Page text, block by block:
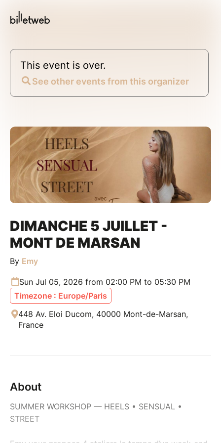
This event is over.
See other events from this organizer
DIMANCHE 5 JUILLET -
MONT DE MARSAN
By Emy
Sun Jul 05, 2026 from 02:00 PM to 05:30 PM
Timezone : Europe/Paris
448 Av. Eloi Ducom, 40000 Mont-de-Marsan,
France
About
SUMMER WORKSHOP — HEELS • SENSUAL •
STREET